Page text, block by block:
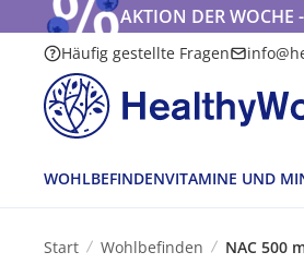
AKTION DER
Häufig gestellte Fragen
WOHLBEFINDENVITAMINE UND
Start Wohlbefinden NAC 500